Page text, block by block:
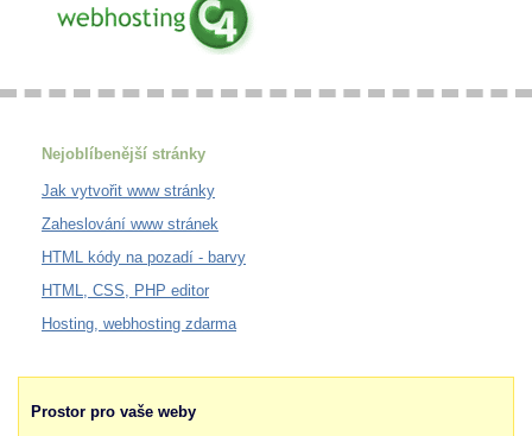
Nejoblíbenější stránky
Jak vytvořit www stránky
Zaheslování www stránek
HTML kódy na pozadí - barvy
HTML, CSS, PHP editor
Hosting, webhosting zdarma
Prostor pro vaše weby